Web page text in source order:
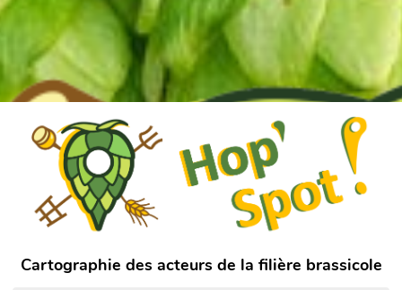
Cartographie des acteurs de la filière brassicole